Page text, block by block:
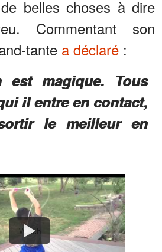
belles choses à dire
Commentant son
tante a déclaré :
est magique. Tous
il entre en contact,
le meilleur en
Watch